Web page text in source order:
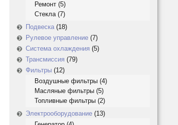
Ремонт (5)
Стекла(7)
Подвеска (18)
Рулевое управление (7)
Система охлаждения (5)
Трансмиссия (79)
Фильтры (12)
Воздушные фильтры (4)
Масляные фильтры (5)
Топливные фильтры (2)
Электрооборудование (13)